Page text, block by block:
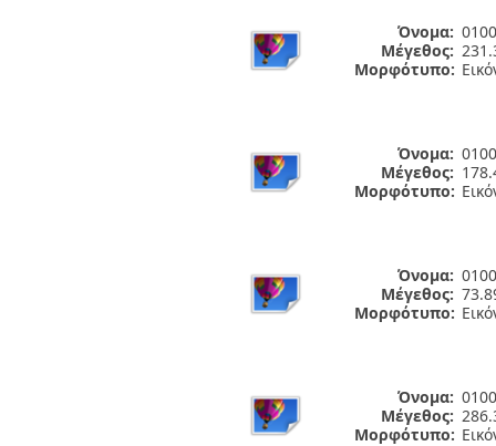
Όνομα:
Μέγεθος:
Μορφότυπο:
Όνομα:
Μέγεθος:
Μορφότυπο:
Όνομα:
Μέγεθος:
Μορφότυπο:
Όνομα:
Μέγεθος:
Μορφότυπο: